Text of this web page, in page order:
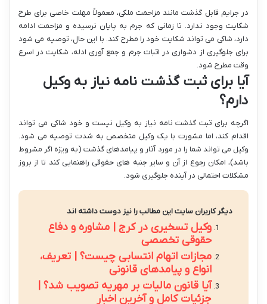
در جرایم قابل گذشت مانند مزاحمت ملکی، معمولاً مهلت خاصی برای طرح
شکایت وجود ندارد. تا زمانی که جرم به پایان نرسیده و مزاحمت ادامه
دارد، شاکی می تواند شکایت خود را مطرح کند. با این حال، توصیه می شود
برای جلوگیری از دشواری در اثبات جرم و جمع آوری ادله، شکایت در اسرع
وقت مطرح شود.
آیا برای ثبت گذشت نامه نیاز به وکیل
دارم؟
اگرچه برای ثبت گذشت نامه نیاز به وکیل نیست و خود شاکی می تواند
اقدام کند، اما مشورت با یک وکیل متخصص به شدت توصیه می شود.
وکیل می تواند شما را در مورد آثار و پیامدهای گذشت (به ویژه اگر مشروط
باشد)، امکان رجوع از آن و سایر جنبه های حقوقی راهنمایی کند تا از بروز
مشکلات احتمالی در آینده جلوگیری شود.
دیگر کاربران سایت این مطالب را نیز دوست داشته اند
وکیل تسخیری در کرج | مشاوره و دفاع
حقوقی تخصصی
مجازات اتهام انتسابی چیست؟ | تعریف،
انواع و پیامدهای قانونی
آیا قانون مالیات بر مهریه تصویب شد؟ |
جزئیات کامل و آخرین اخبار